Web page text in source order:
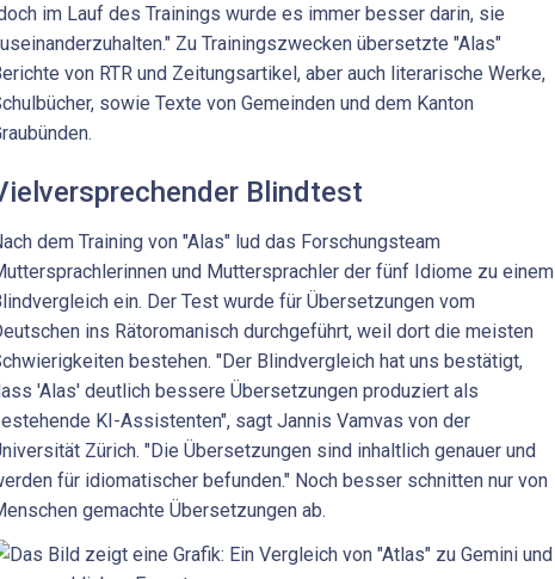
im Lauf des Trainings wurde es immer besser darin, sie
Zu Trainingszwecken übersetzte "Alas"
von RTR und Zeitungsartikel, aber auch literarische Werke,
sowie Texte von Gemeinden und dem Kanton
Blindtest
dem Training von "Alas" lud das Forschungsteam
und Muttersprachler der fünf Idiome zu einem
ein. Der Test wurde für Übersetzungen vom
ins Rätoromanisch durchgeführt, weil dort die meisten
bestehen. "Der Blindvergleich hat uns bestätigt,
'Alas' deutlich bessere Übersetzungen produziert als
KI-Assistenten", sagt Jannis Vamvas von der
Zürich. "Die Übersetzungen sind inhaltlich genauer und
für idiomatischer befunden." Noch besser schnitten nur von
gemachte Übersetzungen ab.